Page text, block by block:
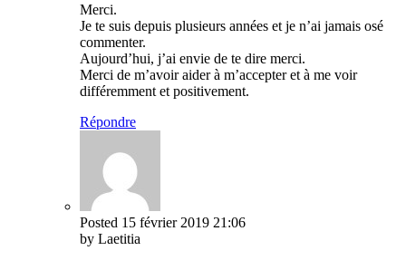
Merci.
Je te suis depuis plusieurs années et je n’ai jamais osé
commenter.
Aujourd’hui, j’ai envie de te dire merci.
Merci de m’avoir aider à m’accepter et à me voir
différemment et positivement.
Répondre
Posted 15 février 2019 21:06
by Laetitia